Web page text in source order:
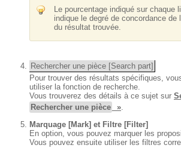
Le pourcentage indiqué sur chaque
indique le degré de concordance de
du résultat trouvée.
Rechercher une pièce [Search part]
Pour trouver des résultats spécifiques,
utiliser la fonction de recherche.
Vous trouverez des détails à ce sujet sur
Rechercher une pièce
».
Marquage [Mark] et Filtre [Filter]
En option, vous pouvez marquer les
Vous pouvez ensuite utiliser les filtres